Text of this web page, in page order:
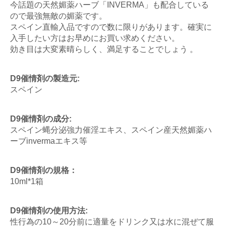
今話題の天然媚薬ハーブ「INVERMA」も配合している
ので最強無敵の媚薬です。
スペイン直輸入品ですので数に限りがあります。確実に
入手したい方はお早めにお買い求めください。
効き目は大変素晴らしく、満足することでしょう 。
D9催情剤の製造元:
スペイン
D9催情剤の成分:
スペイン蝿分泌強力催淫エキス、スペイン産天然媚薬ハ
ーブinvermaエキス等
D9催情剤の規格：
10ml*1箱
D9催情剤の使用方法:
性行為の10～20分前に適量をドリンク又は水に混ぜて服